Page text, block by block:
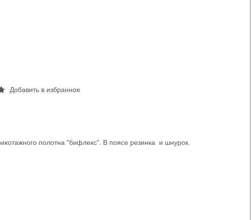
Добавить в избранное
полотна "бифлекс". В поясе резинка и шнурок.